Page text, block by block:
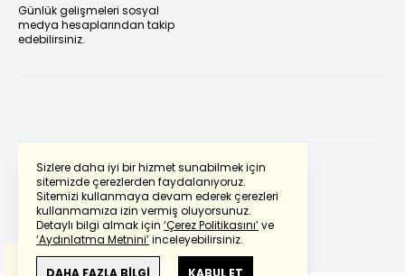
Sizlere daha iyi bir hizmet sunabilmek için
sitemizde çerezlerden faydalanıyoruz.
Sitemizi kullanmaya devam ederek çerezleri
kullanmamıza izin vermiş oluyorsunuz.
Detaylı bilgi almak için ‘Çerez Politikasını’ve
‘Aydınlatma Metnini’inceleyebilirsiniz.
DAHA FAZLA BİLGİ KABUL ET
Günlük gelişmeleri sosyal
medya hesaplarından takip
edebilirsiniz.
Powered by Translate
Bu çevirideGoogle Transletekullanılmıştır.
Anlam ve çeviri hatalarından
haberturk.com